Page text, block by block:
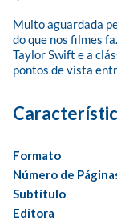
Muito aguardada
do que nos filmes
Taylor Swift e a
pontos de vista
Formato
Número de
Subtítulo
Editora